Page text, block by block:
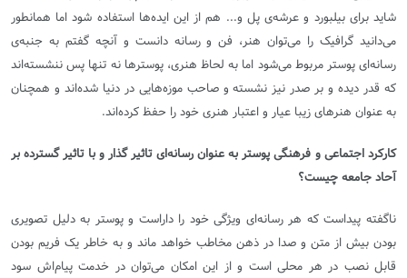
شاید برای بیلبورد و عرشه‌ی پل و... هم از این ایده‌ها استفاده شود اما همانطور
می‌دانید گرافیک را می‌توان هنر، فن و رسانه دانست و آنچه گفتم به جنبه‌ی
رسانه‌ای پوستر مربوط می‌شود اما به لحاظ هنری، پوسترها نه تنها پس ننشسته‌اند
که قدر دیده و بر صدر نیز نشسته و صاحب موزه‌هایی در دنیا شده‌اند و همچنان
به عنوان هنرهای زیبا عیار و اعتبار هنری خود را حفظ کرده‌اند.
کارکرد اجتماعی و فرهنگی پوستر به عنوان رسانه‌ای تاثیر گذار و با تاثیر گسترده بر
آحاد جامعه چیست؟
ناگفته پیداست که هر رسانه‌ای ویژگی خود را داراست و پوستر به دلیل تصویری
بودن بیش از متن و صدا در ذهن مخاطب خواهد ماند و به خاطر یک فریم بودن
قابل نصب در هر محلی است و از این امکان می‌توان در خدمت پیام‌اش سود